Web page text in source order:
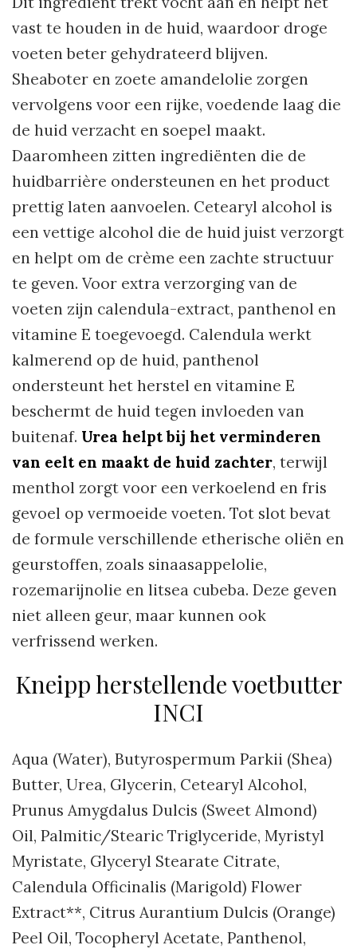
vast te houden in de huid, waardoor droge
voeten beter gehydrateerd blijven.
Sheaboter en zoete amandelolie zorgen
vervolgens voor een rijke, voedende laag die
de huid verzacht en soepel maakt.
Daaromheen zitten ingrediënten die de
huidbarrière ondersteunen en het product
prettig laten aanvoelen. Cetearyl alcohol is
een vettige alcohol die de huid juist verzorgt
en helpt om de crème een zachte structuur
te geven. Voor extra verzorging van de
voeten zijn calendula-extract, panthenol en
vitamine E toegevoegd. Calendula werkt
kalmerend op de huid, panthenol
ondersteunt het herstel en vitamine E
beschermt de huid tegen invloeden van
buitenaf. Urea helpt bij het verminderen
van eelt en maakt de huid zachter, terwijl
menthol zorgt voor een verkoelend en fris
gevoel op vermoeide voeten. Tot slot bevat
de formule verschillende etherische oliën en
geurstoffen, zoals sinaasappelolie,
rozemarijnolie en litsea cubeba. Deze geven
niet alleen geur, maar kunnen ook
verfrissend werken.
Kneipp herstellende voetbutter
INCI
Aqua (Water), Butyrospermum Parkii (Shea)
Butter, Urea, Glycerin, Cetearyl Alcohol,
Prunus Amygdalus Dulcis (Sweet Almond)
Oil, Palmitic/Stearic Triglyceride, Myristyl
Myristate, Glyceryl Stearate Citrate,
Calendula Officinalis (Marigold) Flower
Extract**, Citrus Aurantium Dulcis (Orange)
Peel Oil, Tocopheryl Acetate, Panthenol,